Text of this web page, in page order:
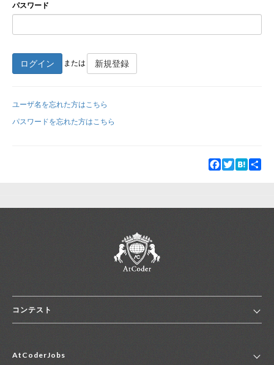
新規登録
パスワード
ログイン または 新規登録
ユーザ名を忘れた方はこちら
パスワードを忘れた方はこちら
Facebook
TwitterHatena
コンテスト
コンテスト一覧
AtCoderJobs